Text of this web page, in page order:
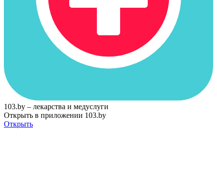
103.by – лекарства и медуслуги
Открыть в приложении 103.by
Открыть